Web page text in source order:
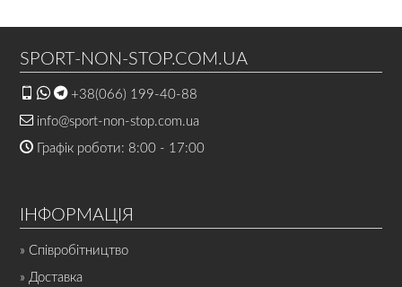
SPORT-NON-STOP.COM.UA
+38(066) 199-40-88
info@sport-non-stop.com.ua
Графік роботи: 8:00 - 17:00
ІНФОРМАЦІЯ
» Співробітництво
» Доставка